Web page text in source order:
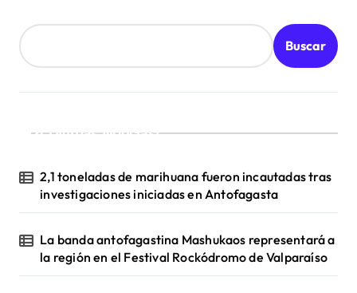
d
s
Buscar
¡Ultimas Noticias!
2,1 toneladas de marihuana fueron incautadas tras
investigaciones iniciadas en Antofagasta
La banda antofagastina Mashukaos representará a
la región en el Festival Rockódromo de Valparaíso